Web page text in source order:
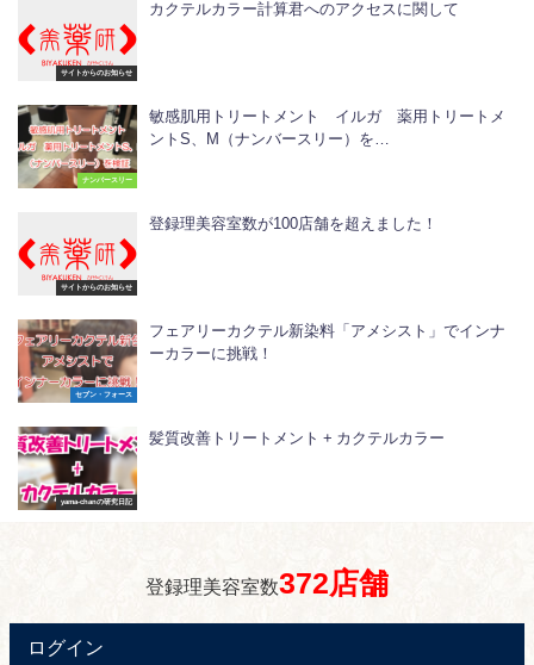
サイトからのお知らせ
カクテルカラー計算君へのアクセスに関して
ナンバースリー
敏感肌用トリートメント イルガ 薬用トリートメ
ントS、M（ナンバースリー）を…
サイトからのお知らせ
登録理美容室数が100店舗を超えました！
セブン・フォース
フェアリーカクテル新染料「アメシスト」でインナ
ーカラーに挑戦！
yama-chanの研究日記
髪質改善トリートメント + カクテルカラー
登録理美容室数372店舗
ログイン